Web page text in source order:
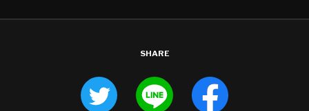
SHARE